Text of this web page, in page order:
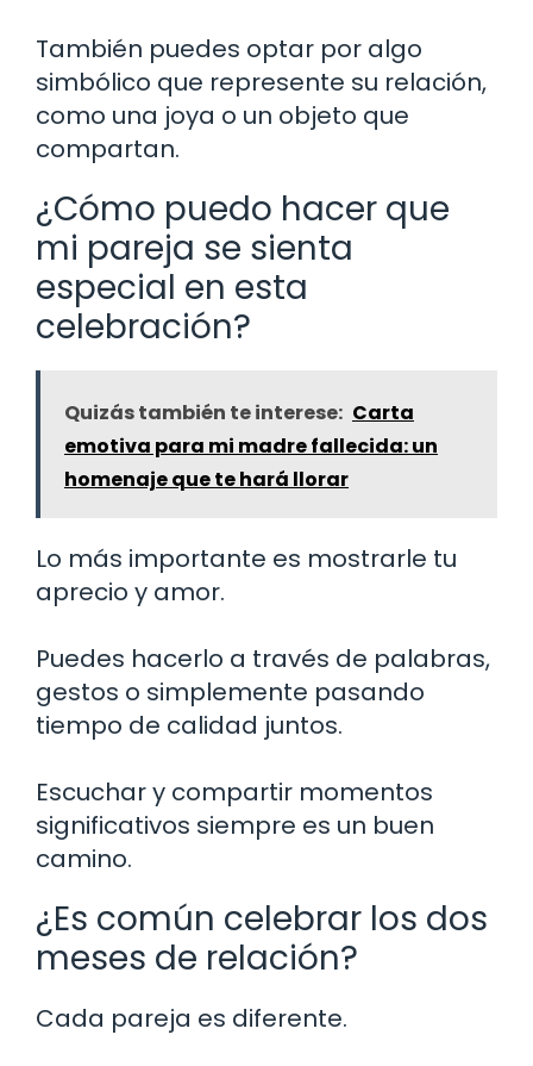
También puedes optar por algo
simbólico que represente su relación,
como una joya o un objeto que
compartan.
¿Cómo puedo hacer que
mi pareja se sienta
especial en esta
celebración?
Quizás también te interese: Carta
emotiva para mi madre fallecida: un
homenaje que te hará llorar
Lo más importante es mostrarle tu
aprecio y amor.
Puedes hacerlo a través de palabras,
gestos o simplemente pasando
tiempo de calidad juntos.
Escuchar y compartir momentos
significativos siempre es un buen
camino.
¿Es común celebrar los dos
meses de relación?
Cada pareja es diferente.